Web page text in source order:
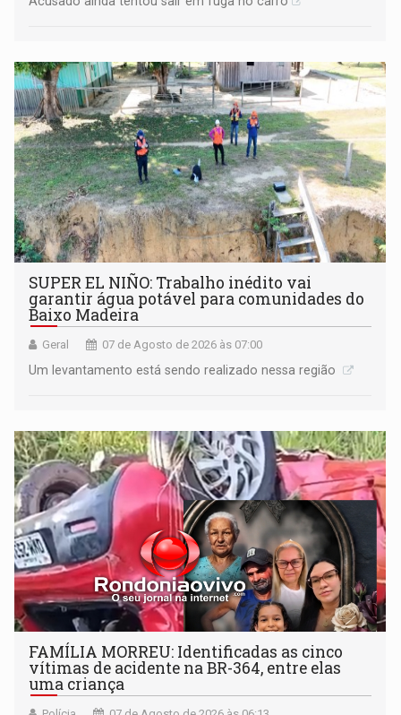
SUPER EL NIÑO: Trabalho inédito vai
garantir água potável para comunidades do
Baixo Madeira
Geral 07 de Agosto de 2026 às 07:00
Um levantamento está sendo realizado nessa região
FAMÍLIA MORREU: Identificadas as cinco
vítimas de acidente na BR-364, entre elas
uma criança